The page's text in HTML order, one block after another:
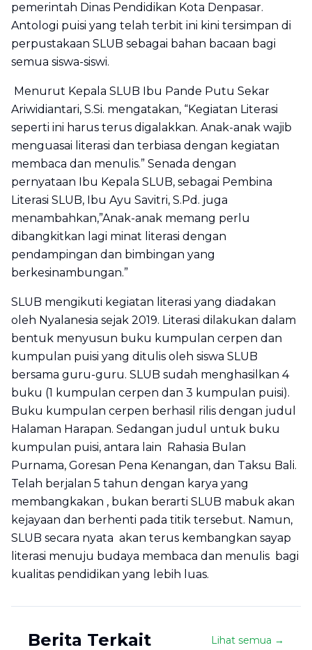
pemerintah Dinas Pendidikan Kota Denpasar.
Antologi puisi yang telah terbit ini kini tersimpan di
perpustakaan SLUB sebagai bahan bacaan bagi
semua siswa-siswi.
Menurut Kepala SLUB Ibu Pande Putu Sekar
Ariwidiantari, S.Si. mengatakan, “Kegiatan Literasi
seperti ini harus terus digalakkan. Anak-anak wajib
menguasai literasi dan terbiasa dengan kegiatan
membaca dan menulis.” Senada dengan
pernyataan Ibu Kepala SLUB, sebagai Pembina
Literasi SLUB, Ibu Ayu Savitri, S.Pd. juga
menambahkan,”Anak-anak memang perlu
dibangkitkan lagi minat literasi dengan
pendampingan dan bimbingan yang
berkesinambungan.”
SLUB mengikuti kegiatan literasi yang diadakan
oleh Nyalanesia sejak 2019. Literasi dilakukan dalam
bentuk menyusun buku kumpulan cerpen dan
kumpulan puisi yang ditulis oleh siswa SLUB
bersama guru-guru. SLUB sudah menghasilkan 4
buku (1 kumpulan cerpen dan 3 kumpulan puisi).
Buku kumpulan cerpen berhasil rilis dengan judul
Halaman Harapan. Sedangan judul untuk buku
kumpulan puisi, antara lain Rahasia Bulan
Purnama, Goresan Pena Kenangan, dan Taksu Bali.
Telah berjalan 5 tahun dengan karya yang
membangkakan , bukan berarti SLUB mabuk akan
kejayaan dan berhenti pada titik tersebut. Namun,
SLUB secara nyata akan terus kembangkan sayap
literasi menuju budaya membaca dan menulis bagi
kualitas pendidikan yang lebih luas.
Berita Terkait Lihat semua →